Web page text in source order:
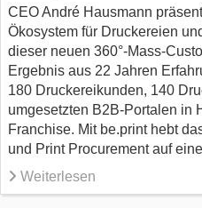
CEO André Hausmann
Ökosystem für Druckereien
dieser neuen 360°-Mass-
Ergebnis aus 22 Jahren
180 Druckereikunden, 140
umgesetzten B2B-Portalen in
Franchise. Mit be.print hebt
und Print Procurement auf
Weiterlesen